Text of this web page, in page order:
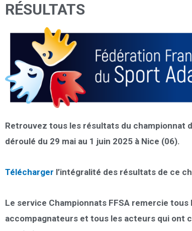
RÉSULTATS
Retrouvez tous les résultats du championnat
déroulé du 29 mai au 1 juin 2025 à Nice (06).
Télécharger l’intégralité des résultats de ce
Le service Championnats FFSA remercie
accompagnateurs et tous les acteurs qui ont